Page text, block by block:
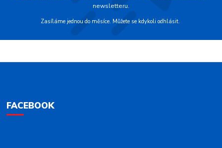
newsletteru.
Zasíláme jednou do měsíce. Můžete se kdykoli odhlásit.
FACEBOOK